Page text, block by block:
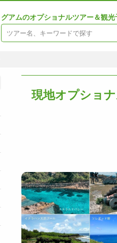
グアムのオプショナルツアー＆観光
現地オプショ